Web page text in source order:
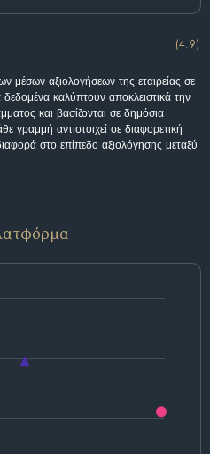
(4.9)
μέσων αξιολογήσεων της εταιρείας σε
καλύπτουν αποκλειστικά την
και βασίζονται σε δημόσια
γραμμή αντιστοιχεί σε διαφορετική
στο επίπεδο αξιολόγησης μεταξύ